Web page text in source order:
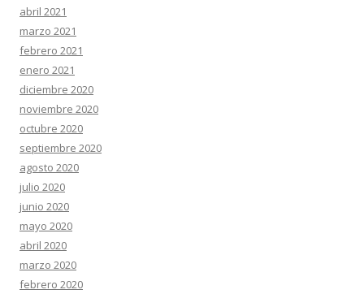
abril 2021
marzo 2021
febrero 2021
enero 2021
diciembre 2020
noviembre 2020
octubre 2020
septiembre 2020
agosto 2020
julio 2020
junio 2020
mayo 2020
abril 2020
marzo 2020
febrero 2020